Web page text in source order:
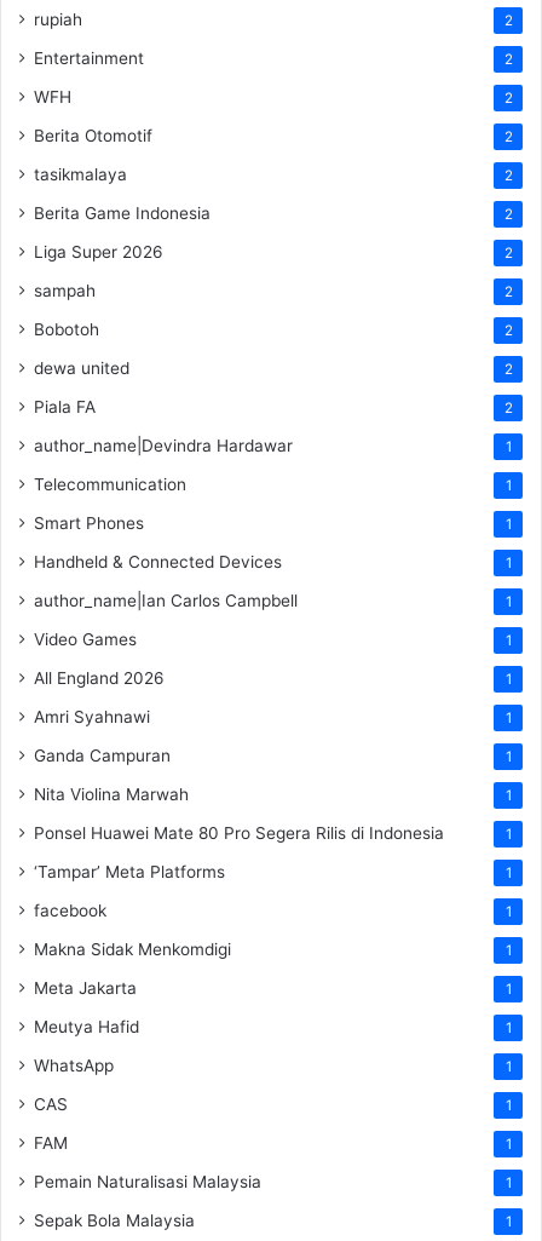
rupiah 2
Entertainment 2
WFH 2
Berita Otomotif 2
tasikmalaya 2
Berita Game Indonesia 2
Liga Super 2026 2
sampah 2
Bobotoh 2
dewa united 2
Piala FA 2
author_name|Devindra Hardawar 1
Telecommunication 1
Smart Phones 1
Handheld & Connected Devices 1
author_name|Ian Carlos Campbell 1
Video Games 1
All England 2026 1
Amri Syahnawi 1
Ganda Campuran 1
Nita Violina Marwah 1
Ponsel Huawei Mate 80 Pro Segera Rilis di Indonesia 1
‘Tampar’ Meta Platforms 1
facebook 1
Makna Sidak Menkomdigi 1
Meta Jakarta 1
Meutya Hafid 1
WhatsApp 1
CAS 1
FAM 1
Pemain Naturalisasi Malaysia 1
Sepak Bola Malaysia 1